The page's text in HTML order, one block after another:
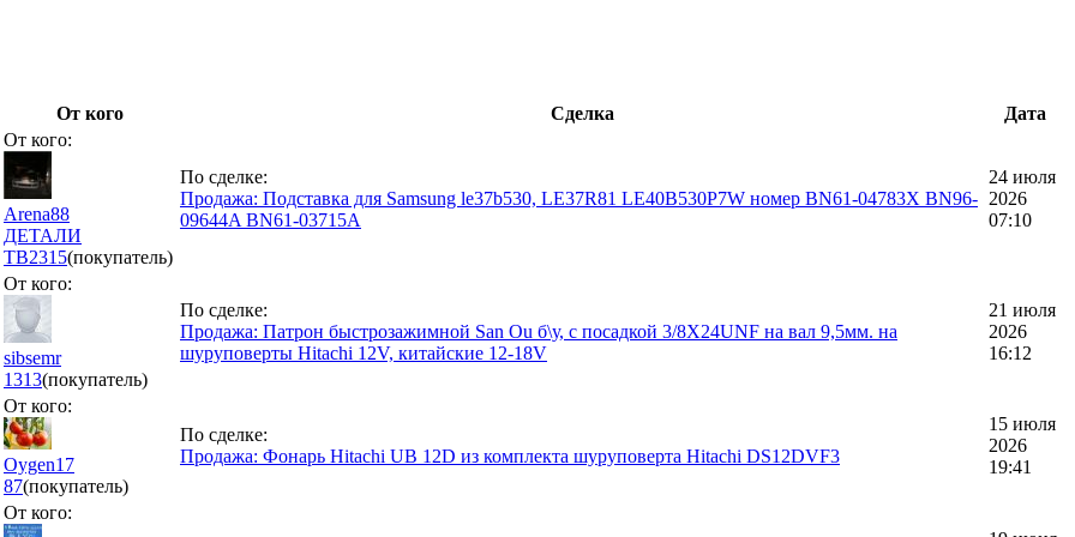
От кого Сделка
Дата
От кого:
Arena88
ДЕТАЛИ
ТВ2315(покупатель)
По сделке:
Продажа: Подставка для Samsung le37b530, LE37R81 LE40B530P7W номер BN61-04783X BN96-
09644A BN61-03715A
24 июля
2026
07:10
От кого:
sibsemr
1313(покупатель)
По сделке:
Продажа: Патрон быстрозажимной San Ou б\у, с посадкой 3/8X24UNF на вал 9,5мм. на
шуруповерты Hitachi 12V, китайские 12-18V
21 июля
2026
16:12
От кого:
Oygen17
87(покупатель)
По сделке:
Продажа: Фонарь Hitachi UB 12D из комплекта шуруповерта Hitachi DS12DVF3
15 июля
2026
19:41
От кого: